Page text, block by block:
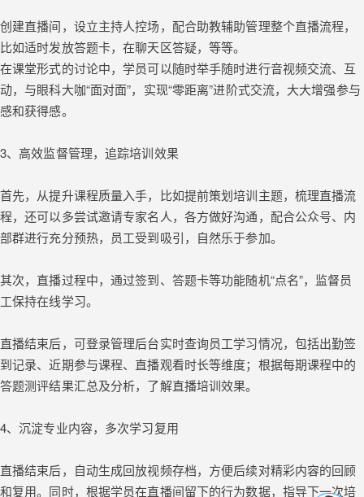
创建直播间，设立主持人控场，配合助教辅助管理整个直播流程，
比如适时发放答题卡，在聊天区答疑，等等。
在课堂形式的讨论中，学员可以随时举手随时进行音视频交流、互
动，与眼科大咖“面对面”，实现“零距离”进阶式交流，大大增强参与
感和获得感。
3、高效监督管理，追踪培训效果
首先，从提升课程质量入手，比如提前策划培训主题，梳理直播流
程，还可以多尝试邀请专家名人，各方做好沟通，配合公众号、内
部群进行充分预热，员工受到吸引，自然乐于参加。
其次，直播过程中，通过签到、答题卡等功能随机“点名”，监督员
工保持在线学习。
直播结束后，可登录管理后台实时查询员工学习情况，包括出勤签
到记录、近期参与课程、直播观看时长等维度；根据每期课程中的
答题测评结果汇总及分析，了解直播培训效果。
4、沉淀专业内容，多次学习复用
直播结束后，自动生成回放视频存档，方便后续对精彩内容的回顾
和复用。同时，根据学员在直播间留下的行为数据，指导下一次培